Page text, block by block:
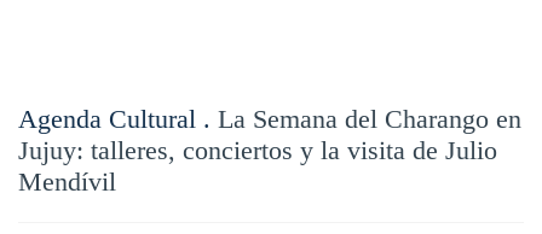
Agenda Cultural . La Semana del Charango en
Jujuy: talleres, conciertos y la visita de Julio
Mendívil